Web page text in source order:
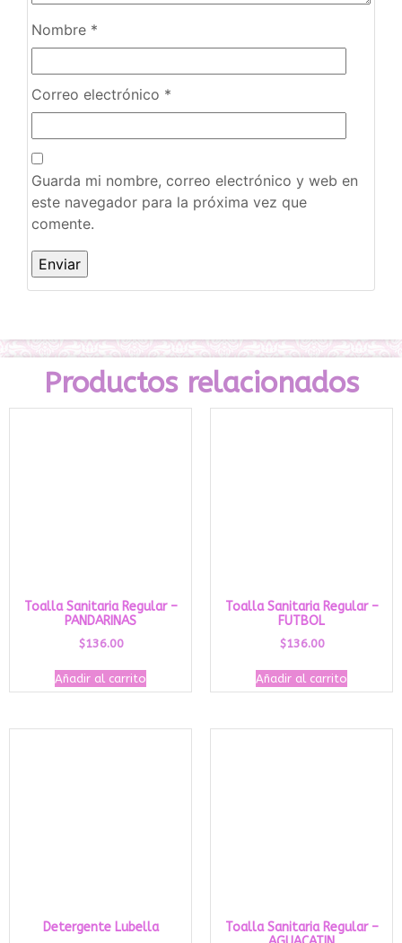
Nombre *
Correo electrónico *
Guarda mi nombre, correo electrónico y web en
este navegador para la próxima vez que
comente.
Productos relacionados
Toalla Sanitaria Regular –
PANDARINAS
$136.00
Añadir al carrito
Toalla Sanitaria Regular –
FUTBOL
$136.00
Añadir al carrito
Detergente Lubella
Toalla Sanitaria Regular –